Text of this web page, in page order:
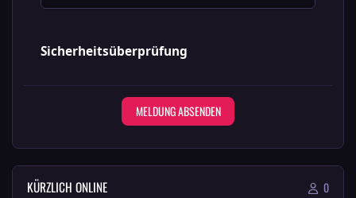
Sicherheitsüberprüfung
MELDUNG ABSENDEN
KÜRZLICH ONLINE 0